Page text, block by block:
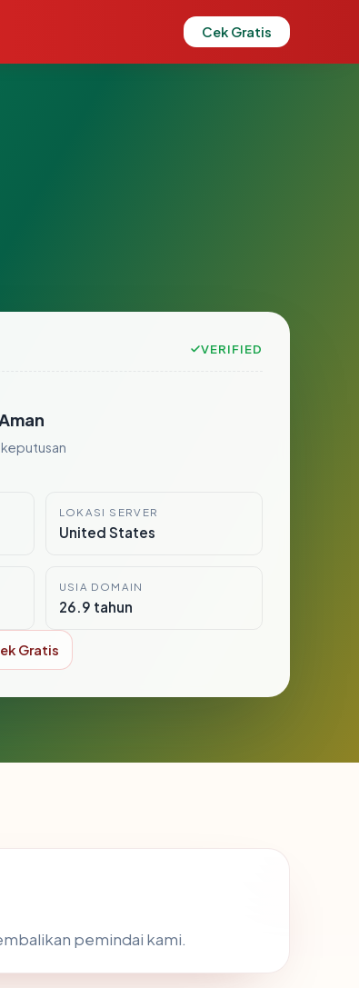
Cek Gratis
VERIFIED
LOKASI SERVER
United States
USIA DOMAIN
26.9 tahun
Gratis
pemindai kami.